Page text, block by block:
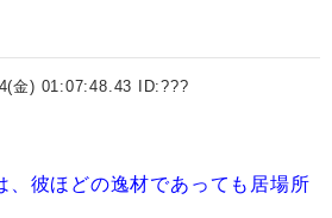
金) 01:07:48.43 ID:???
、彼ほどの逸材であっても居場所